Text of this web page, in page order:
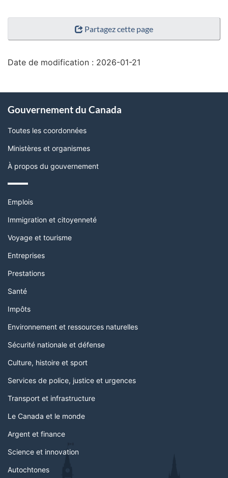
"Détails
page"
Partagez cette page
Date de modification : 2026-01-21
propos
de
ce
Gouvernement du Canada
Toutes les coordonnées
Ministères et organismes
À propos du gouvernement
Thèmes
sujets
Emplois
Immigration et citoyenneté
Voyage et tourisme
Entreprises
Prestations
Santé
Impôts
Environnement et ressources naturelles
Sécurité nationale et défense
Culture, histoire et sport
Services de police, justice et urgences
Transport et infrastructure
Le Canada et le monde
Argent et finance
Science et innovation
Autochtones